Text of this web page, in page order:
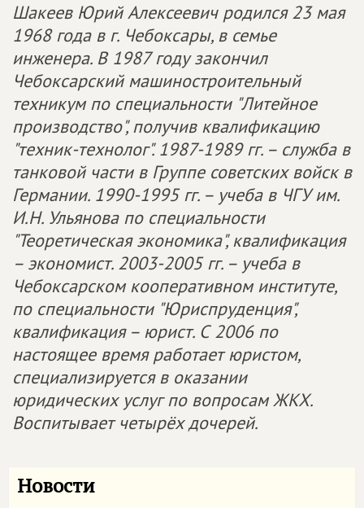
Шакеев Юрий Алексеевич родился 23 мая
1968 года в г. Чебоксары, в семье
инженера. В 1987 году закончил
Чебоксарский машиностроительный
техникум по специальности "Литейное
производство", получив квалификацию
"техник-технолог". 1987-1989 гг. – служба в
танковой части в Группе советских войск в
Германии. 1990-1995 гг. – учеба в ЧГУ им.
И.Н. Ульянова по специальности
"Теоретическая экономика", квалификация
– экономист. 2003-2005 гг. – учеба в
Чебоксарском кооперативном институте,
по специальности "Юриспруденция",
квалификация – юрист. С 2006 по
настоящее время работает юристом,
специализируется в оказании
юридических услуг по вопросам ЖКХ.
Воспитывает четырёх дочерей.
Новости